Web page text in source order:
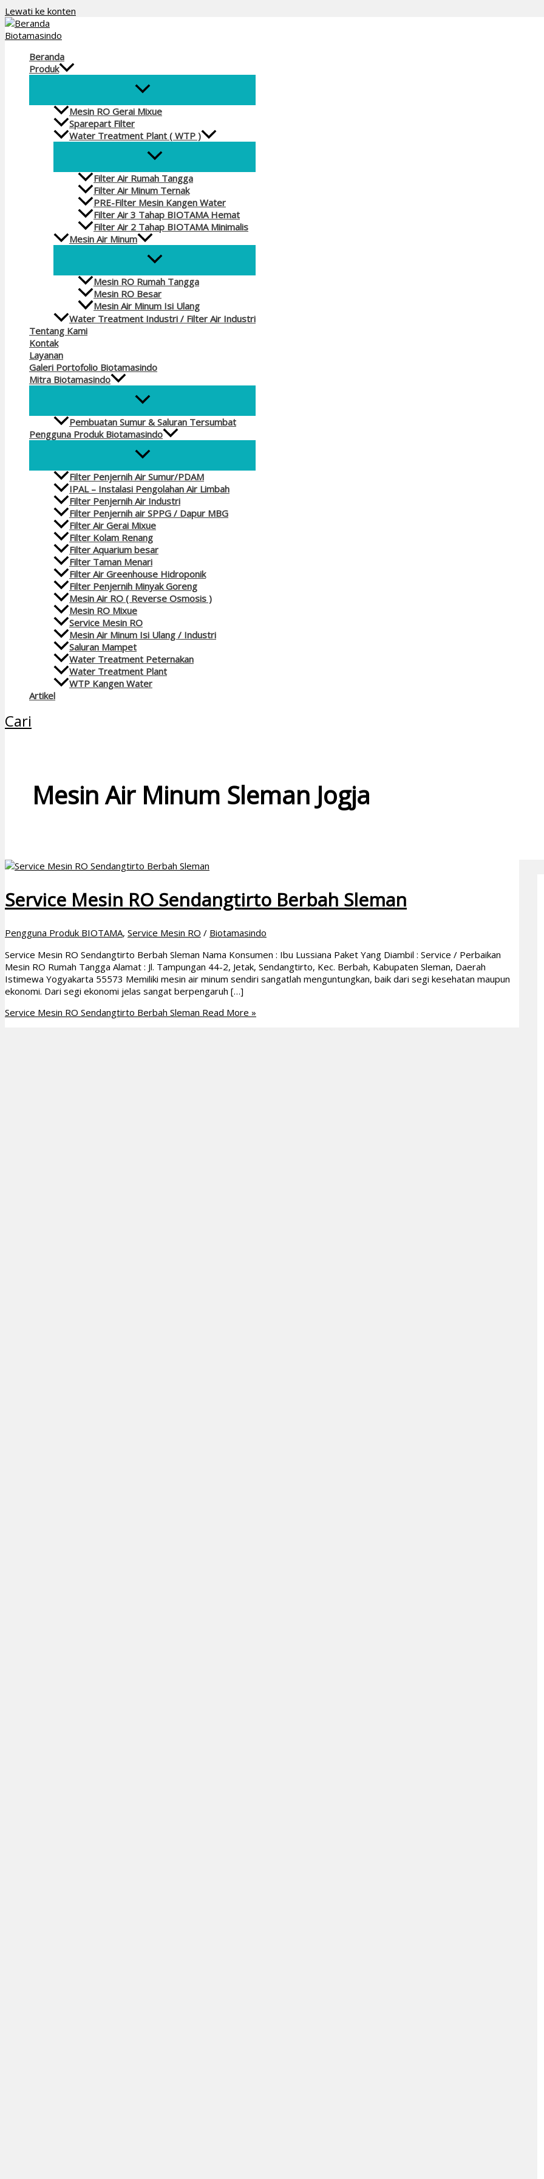
Lewati ke konten
Beranda
Produk
Mesin RO Gerai Mixue
Sparepart Filter
Water Treatment Plant ( WTP )
Filter Air Rumah Tangga
Filter Air Minum Ternak
PRE-Filter Mesin Kangen Water
Filter Air 3 Tahap BIOTAMA Hemat
Filter Air 2 Tahap BIOTAMA Minimalis
Mesin Air Minum
Mesin RO Rumah Tangga
Mesin RO Besar
Mesin Air Minum Isi Ulang
Water Treatment Industri / Filter Air Industri
Tentang Kami
Kontak
Layanan
Galeri Portofolio Biotamasindo
Mitra Biotamasindo
Pembuatan Sumur & Saluran Tersumbat
Pengguna Produk Biotamasindo
Filter Penjernih Air Sumur/PDAM
IPAL – Instalasi Pengolahan Air Limbah
Filter Penjernih Air Industri
Filter Penjernih air SPPG / Dapur MBG
Filter Air Gerai Mixue
Filter Kolam Renang
Filter Aquarium besar
Filter Taman Menari
Filter Air Greenhouse Hidroponik
Filter Penjernih Minyak Goreng
Mesin Air RO ( Reverse Osmosis )
Mesin RO Mixue
Service Mesin RO
Mesin Air Minum Isi Ulang / Industri
Saluran Mampet
Water Treatment Peternakan
Water Treatment Plant
WTP Kangen Water
Artikel
Cari
Mesin Air Minum Sleman Jogja
Service Mesin RO Sendangtirto Berbah Sleman
Pengguna Produk BIOTAMA, Service Mesin RO / Biotamasindo
Service Mesin RO Sendangtirto Berbah Sleman Nama Konsumen : Ibu Lussiana Paket Yang Diambil : Service / Perbaikan
Mesin RO Rumah Tangga Alamat : Jl. Tampungan 44-2, Jetak, Sendangtirto, Kec. Berbah, Kabupaten Sleman, Daerah
Istimewa Yogyakarta 55573 Memiliki mesin air minum sendiri sangatlah menguntungkan, baik dari segi kesehatan maupun
ekonomi. Dari segi ekonomi jelas sangat berpengaruh […]
Service Mesin RO Sendangtirto Berbah Sleman Read More »